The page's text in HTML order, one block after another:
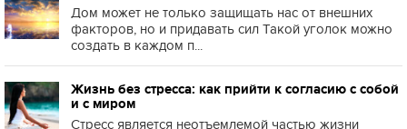
Дом может не только защищать нас от внешних
факторов, но и придавать сил Такой уголок можно
создать в каждом п...
Жизнь без стресса: как прийти к согласию с собой
и с миром
Стресс является неотъемлемой частью жизни